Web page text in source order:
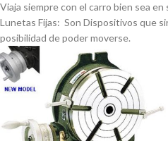
Viaja siempre con el carro bien sea
Lunetas Fijas: Son Dispositivos que
posibilidad de poder moverse.